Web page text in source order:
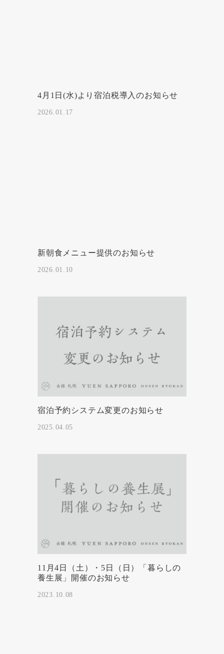
4月1日(水)より宿泊税導入のお知らせ
2026.01.17
新朝食メニュー提供のお知らせ
2026.01.10
宿泊予約システム変更のお知らせ
2025.04.05
11月4日（土）・5日（日）「暮らしの
養生展」開催のお知らせ
2023.10.08